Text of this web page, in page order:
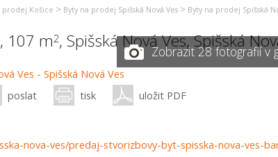
prodej Košice > Byty na prodej Spišská Nová Ves > Byty na prodej Spišská
107 m2, Spišská Nová Ves,Spišská
Zobrazit 28 fotografií v
poslat tisk uložit PDF